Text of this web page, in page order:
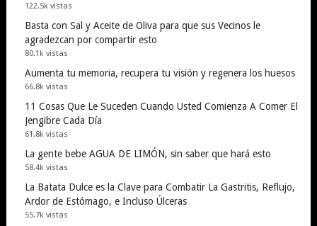
122.5k vistas
Basta con Sal y Aceite de Oliva para que sus Vecinos le
agradezcan por compartir esto
80.1k vistas
Aumenta tu memoria, recupera tu visión y regenera los huesos
66.8k vistas
11 Cosas Que Le Suceden Cuando Usted Comienza A Comer El
Jengibre Cada Día
61.8k vistas
La gente bebe AGUA DE LIMÓN, sin saber que hará esto
58.4k vistas
La Batata Dulce es la Clave para Combatir La Gastritis, Reflujo,
Ardor de Estómago, e Incluso Úlceras
55.7k vistas